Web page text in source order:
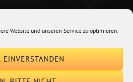
Website und unseren Service zu optimieren.
EINVERSTANDEN
By Catch Themes